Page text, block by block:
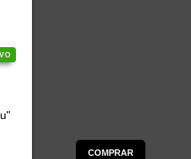
COMPRAR